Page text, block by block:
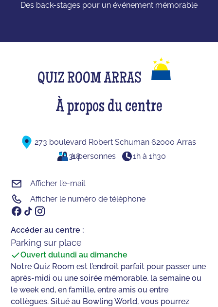
Des back-stages pour un événement mémorable
QUIZ ROOM ARRAS
À propos du centre
273 boulevard Robert Schuman 62000 Arras
3à18personnes 1h à 1h30
Afficher l'e-mail
Afficher le numéro de téléphone
Accéder au centre :
Parking sur place
Ouvert dulundi au dimanche
Notre Quiz Room est l’endroit parfait pour passer une
après-midi ou une soirée mémorable, la semaine ou
le week end, en famille, entre amis ou entre
collègues. Situé au Bowling World, vous pourrez